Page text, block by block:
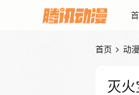
首页  动
灭